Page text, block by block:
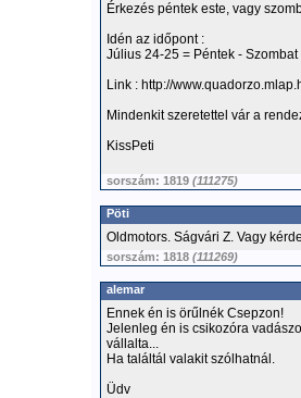
Érkezés péntek este, vagy
Idén az időpont :
Július 24-25 = Péntek - Szombat
Link : http://
Mindenkit szeretettel vár a
KissPeti
sorszám: 1819 (111275)
Pöti
Oldmotors. Ságvári Z. Vagy
sorszám: 1818 (111269)
alemar
Ennek én is örűlnék Csepzon!
Jelenleg én is csikozóra
vállalta...
Ha találtál valakit szólhatnál.
Üdv